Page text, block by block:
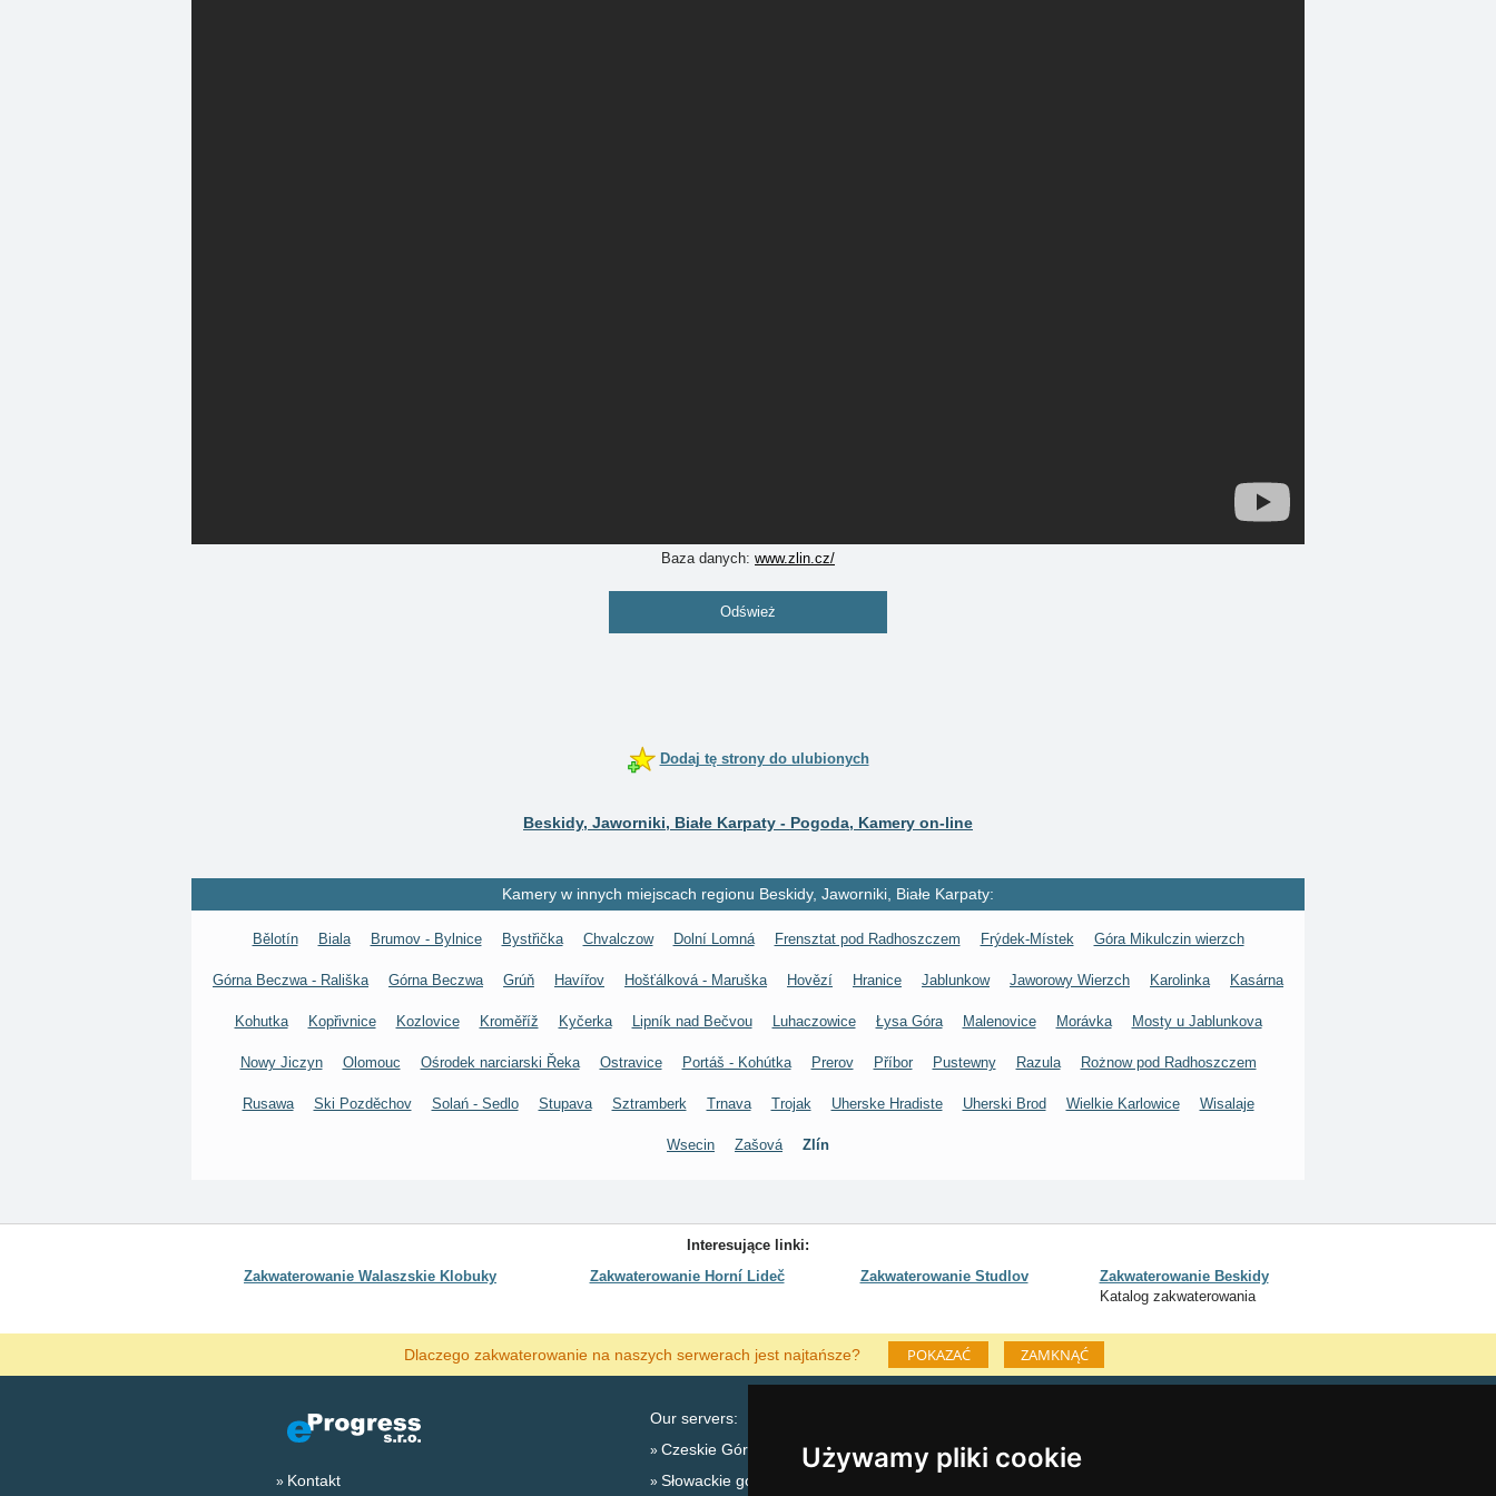
Używamy pliki cookie
Baza danych: www.zlin.cz/
Odśwież
Dodaj tę strony do ulubionych
Beskidy, Jaworniki, Białe Karpaty - Pogoda, Kamery on-line
Kamery w innych miejscach regionu Beskidy, Jaworniki, Białe Karpaty:
Bělotín Biala Brumov - Bylnice Bystřička Chvalczow Dolní Lomná Frensztat pod Radhoszczem Frýdek-Místek Góra Mikulczin wierzch
Górna Beczwa - Rališka Górna Beczwa Grúň Havířov Hošťálková - Maruška Hovězí Hranice Jablunkow Jaworowy Wierzch Karolinka Kasárna
Kohutka Kopřivnice Kozlovice Kroměříž Kyčerka Lipník nad Bečvou Luhaczowice Łysa Góra Malenovice Morávka Mosty u Jablunkova
Nowy Jiczyn Olomouc Ośrodek narciarski Řeka Ostravice Portáš - Kohútka Prerov Příbor Pustewny Razula Rożnow pod Radhoszczem
Rusawa Ski Pozděchov Solań - Sedlo Stupava Sztramberk Trnava Trojak Uherske Hradiste Uherski Brod Wielkie Karlowice Wisalaje
Wsecin Zašová Zlín
Interesujące linki:
Zakwaterowanie Walaszskie Klobuky
Zakwaterowanie Horní Lideč Zakwaterowanie Studlov
Zakwaterowanie Beskidy
Katalog zakwaterowania
Dlaczego zakwaterowanie na naszych serwerach jest najtańsze? POKAZAĆ ZAMKNĄĆ
Kontakt
Our servers:
Czeskie Góry
Słowackie góry
Lastminute Beskidy